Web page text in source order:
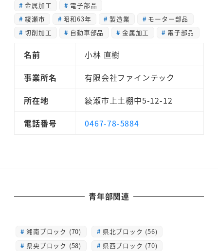
金属加工
電子部品
綾瀬市
昭和63年 製造業
モーター部品
切削加工
自動車部品 金属加工 電子部品
名前
小林 直樹
事業所名
有限会社ファインテック
所在地
綾瀬市上土棚中5-12-12
電話番号
0467-78-5884
青年部関連
湘南ブロック (70)
県北ブロック (56)
県央ブロック (58)
県西ブロック (70)